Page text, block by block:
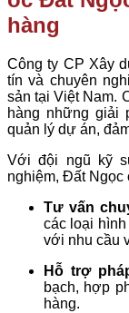
hàng
Công ty CP Xây
tín và chuyên
sản tại Việt Nam.
hàng những giải
quản lý dự án,
Với đội ngũ kỹ
nghiệm, Đất Ngọc
Tư vấn
các loại
với nhu cầu
Hỗ trợ
bạch, hợp
hàng.